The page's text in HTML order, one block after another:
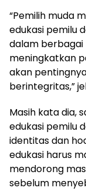
“Pemilih muda
edukasi pemilu
dalam berbagai
meningkatkan
akan
berintegritas,”
Masih kata dia,
edukasi pemilu
identitas dan
edukasi harus
mendorong
sebelum